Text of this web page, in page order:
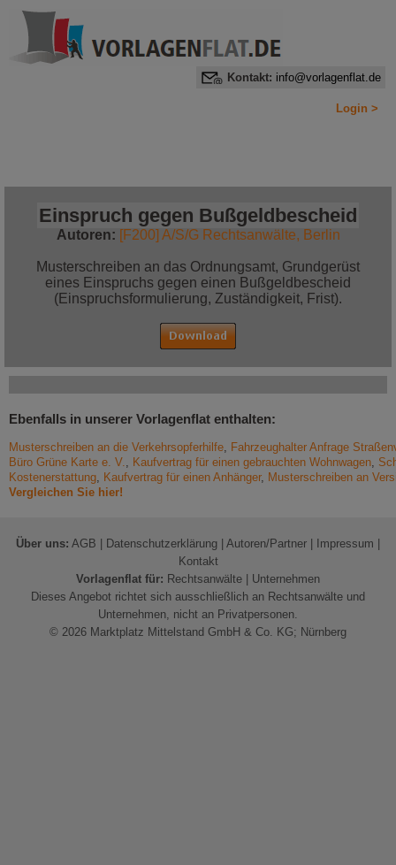
Kontakt: info@vorlagenflat.de
Login >
Einspruch gegen Bußgeldbescheid
Autoren: [F200] A/S/G Rechtsanwälte, Berlin
Musterschreiben an das Ordnungsamt, Grundgerüst
eines Einspruchs gegen einen Bußgeldbescheid
(Einspruchsformulierung, Zuständigkeit, Frist).
Ebenfalls in unserer Vorlagenflat enthalten:
Musterschreiben an die Verkehrsopferhilfe, Fahrzeughalter Anfrage
Büro Grüne Karte e. V., Kaufvertrag für einen gebrauchten Wohnwagen,
Kostenerstattung, Kaufvertrag für einen Anhänger, Musterschreiben an
Vergleichen Sie hier!
Über uns: AGB Datenschutzerklärung Autoren/Partner Impressum
Kontakt
Vorlagenflat für: Rechtsanwälte
Unternehmen
Dieses Angebot richtet sich ausschließlich an Rechtsanwälte und
Unternehmen, nicht an Privatpersonen.
© 2026 Marktplatz Mittelstand GmbH & Co. KG; Nürnberg